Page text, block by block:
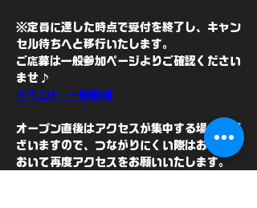
※定員に達した時点で受付を終了し、キャン
セル待ちへと移行いたします。
ご応募は一般参加ページよりご確認ください
ませ♪
イベント 一般参加
オープン直後はアクセスが集中する場合がご
ざいますので、つながりにくい際はお時間を
おいて再度アクセスをお願いいたします。